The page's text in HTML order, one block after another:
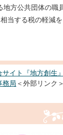
地方公共団体の職
当する税の軽減を
イト『地方創生』
務局 ＜外部リンク＞